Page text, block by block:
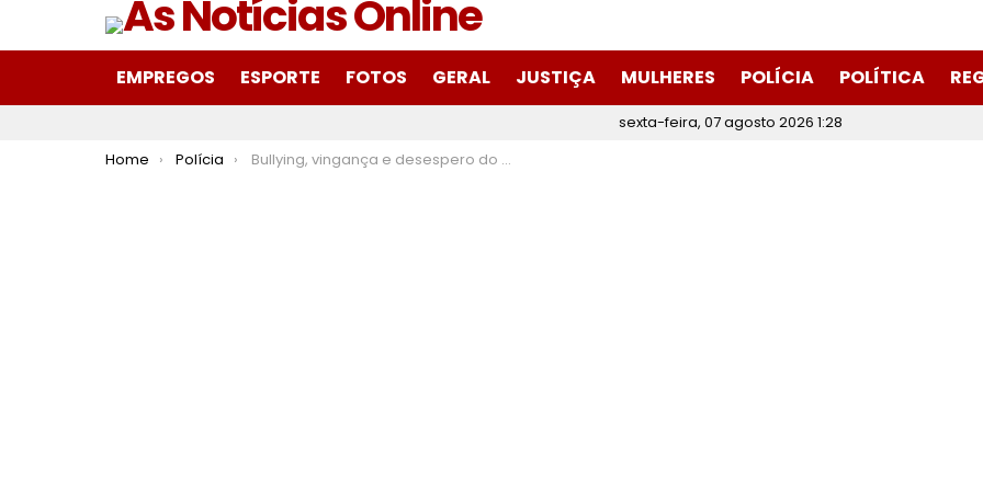
EMPREGOS ESPORTE FOTOS GERAL JUSTIÇA MULHERES POLÍCIA POLÍTICA
sexta-feira, 07 agosto 2026 1:28
You are here:
Home Polícia Bullying, vingança e desespero do pai: veja o que diz o BO sobre criança morta pelo primo em Minas